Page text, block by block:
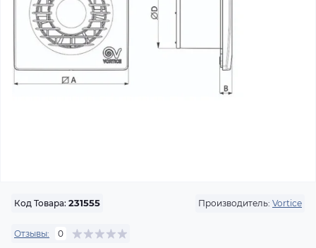
Код Товара: 231555 Производитель: Vortice
Отзывы: 0